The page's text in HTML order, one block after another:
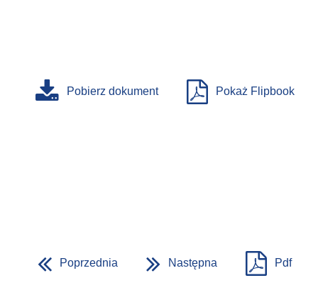
Pobierz dokument Pokaż Flipbook
Poprzednia Następna Pdf